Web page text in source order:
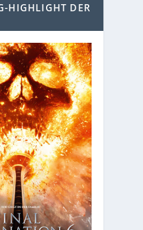
HIGHLIGHT DER